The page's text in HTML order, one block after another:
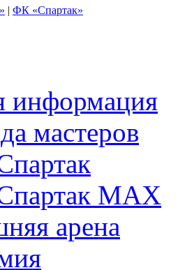
| ФК «Спартак»
информация
мастеров
МАХ
арена